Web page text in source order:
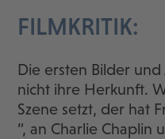
FILMKRITIK:
Die ersten Bilder
nicht ihre Herkunft.
Szene setzt, der hat
“, an Charlie Chaplin